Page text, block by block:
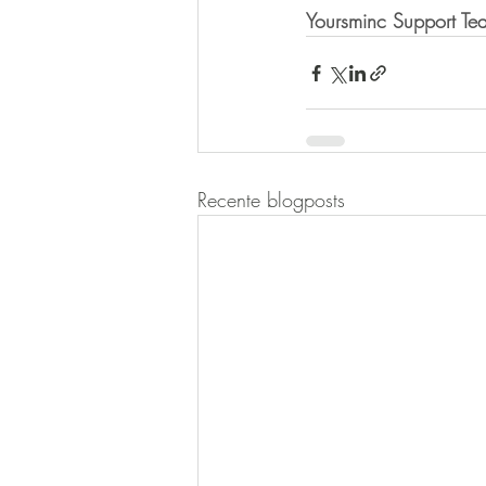
Yoursminc Support
Recente blogposts